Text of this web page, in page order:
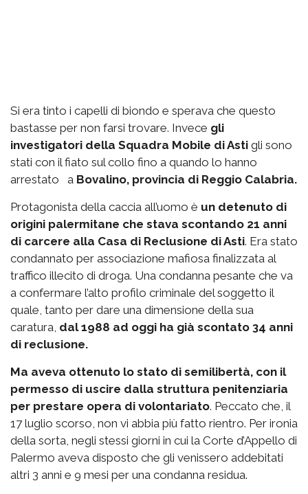
Si era tinto i capelli di biondo e sperava che questo
bastasse per non farsi trovare. Invece gli
investigatori della Squadra Mobile di Asti gli sono
stati con il fiato sul collo fino a quando lo hanno
arrestato a Bovalino, provincia di Reggio Calabria.
Protagonista della caccia all’uomo è un detenuto di
origini palermitane che stava scontando 21 anni
di carcere alla Casa di Reclusione di Asti. Era stato
condannato per associazione mafiosa finalizzata al
traffico illecito di droga. Una condanna pesante che va
a confermare l’alto profilo criminale del soggetto il
quale, tanto per dare una dimensione della sua
caratura, dal 1988 ad oggi ha già scontato 34 anni
di reclusione.
Ma aveva ottenuto lo stato di semilibertà, con il
permesso di uscire dalla struttura penitenziaria
per prestare opera di volontariato. Peccato che, il
17 luglio scorso, non vi abbia più fatto rientro. Per ironia
della sorta, negli stessi giorni in cui la Corte d’Appello di
Palermo aveva disposto che gli venissero addebitati
altri 3 anni e 9 mesi per una condanna residua.